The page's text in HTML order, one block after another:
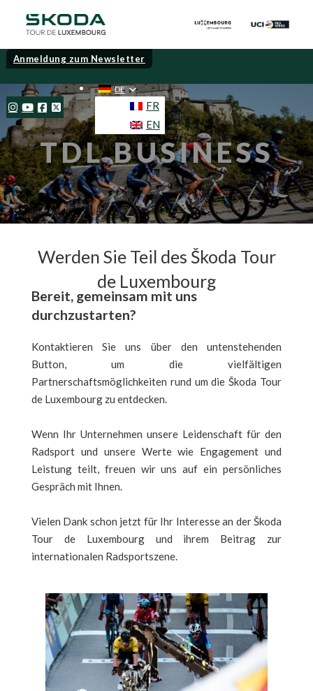
Anmeldung zum Newsletter
DE
FR
EN
TDL BUSINESS
Werden Sie Teil des Škoda Tour
de Luxembourg
Bereit, gemeinsam mit uns
durchzustarten?
Kontaktieren Sie uns über den untenstehenden
Button, um die vielfältigen
Partnerschaftsmöglichkeiten rund um die Škoda Tour
de Luxembourg zu entdecken.
Wenn Ihr Unternehmen unsere Leidenschaft für den
Radsport und unsere Werte wie Engagement und
Leistung teilt, freuen wir uns auf ein persönliches
Gespräch mit Ihnen.
Vielen Dank schon jetzt für Ihr Interesse an der Škoda
Tour de Luxembourg und ihrem Beitrag zur
internationalen Radsportszene.